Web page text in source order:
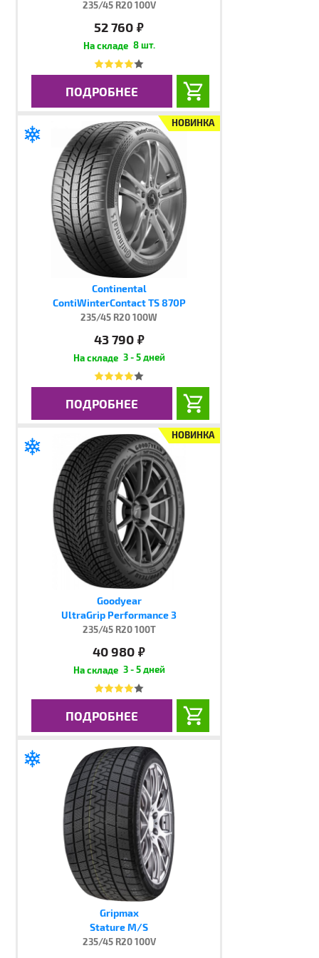
235/45 R20 100V
52 760 руб.
8 шт.
ПОДРОБНЕЕ
НОВИНКА
Continental
ContiWinterContact TS 870P
235/45 R20 100W
43 790 руб.
3 - 5 дней
ПОДРОБНЕЕ
НОВИНКА
Goodyear
UltraGrip Performance 3
235/45 R20 100T
40 980 руб.
3 - 5 дней
ПОДРОБНЕЕ
Gripmax
Stature M/S
235/45 R20 100V